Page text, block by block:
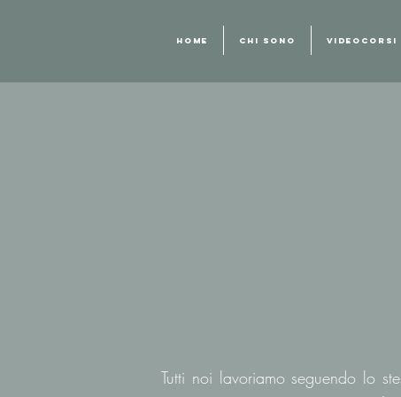
HOME CHI SONO VIDEOCORSI
Tutti noi lavoriamo seguendo lo